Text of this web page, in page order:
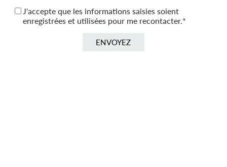
J'accepte que les informations saisies soient
enregistrées et utilisées pour me recontacter.
ENVOYEZ